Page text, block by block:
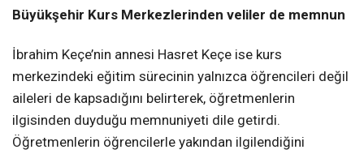
Büyükşehir Kurs Merkezlerinden veliler de memnun
İbrahim Keçe’nin annesi Hasret Keçe ise kurs
merkezindeki eğitim sürecinin yalnızca öğrencileri değil
aileleri de kapsadığını belirterek, öğretmenlerin
ilgisinden duyduğu memnuniyeti dile getirdi.
Öğretmenlerin öğrencilerle yakından ilgilendiğini